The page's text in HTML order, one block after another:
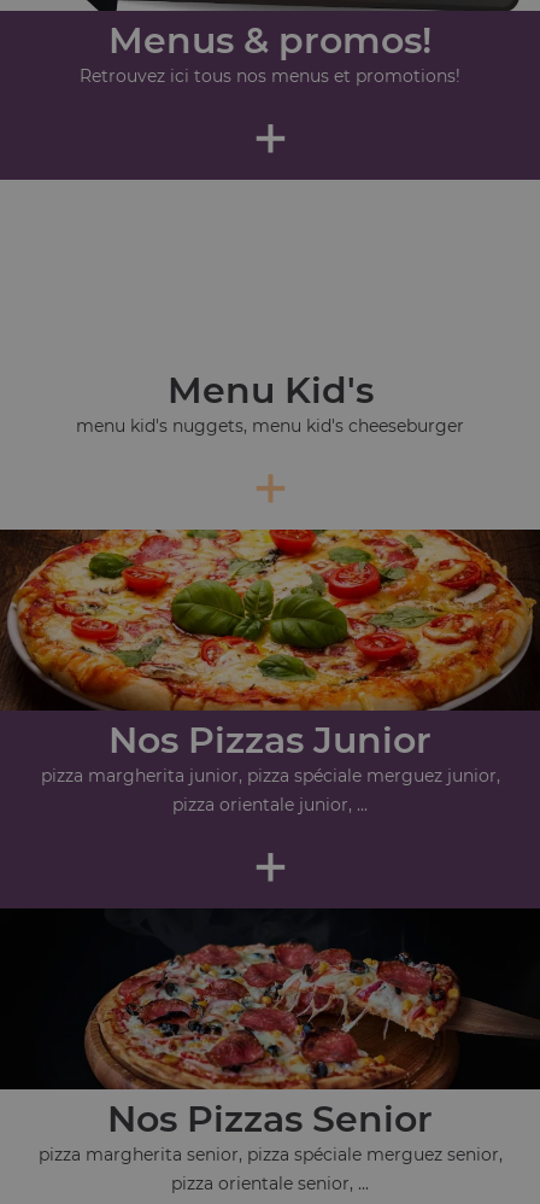
Menus & promos!
Retrouvez ici tous nos menus et promotions!
+
Menu Kid's
menu kid's nuggets, menu kid's cheeseburger
+
Nos Pizzas Junior
pizza margherita junior, pizza spéciale merguez junior,
pizza orientale junior, ...
+
Nos Pizzas Senior
pizza margherita senior, pizza spéciale merguez senior,
pizza orientale senior, ...